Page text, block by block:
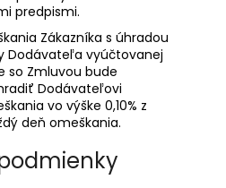
predpismi.
Zákazníka s úhradou
Dodávateľa vyúčtovanej
so Zmluvou bude
Dodávateľovi
vo výške 0,10% z
deň omeškania.